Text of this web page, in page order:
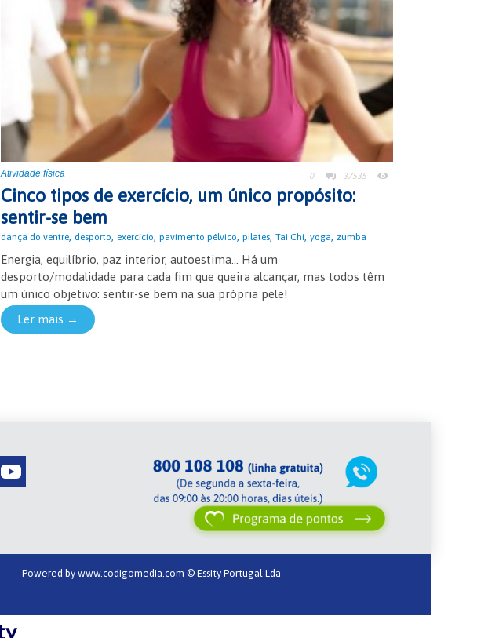
Atividade física 0 37535
Cinco tipos de exercício, um único propósito:
sentir-se bem
dança do ventre, desporto, exercício, pavimento pélvico, pilates, Tai Chi, yoga, zumba
Energia, equilíbrio, paz interior, autoestima… Há um
desporto/modalidade para cada fim que queira alcançar, mas todos têm
um único objetivo: sentir-se bem na sua própria pele!
Ler mais →
Powered bywww.codigomedia.com© Essity Portugal Lda